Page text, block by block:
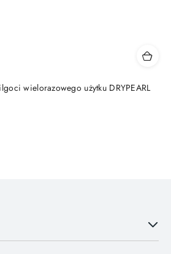
wielorazowego użytku DRYPEARL